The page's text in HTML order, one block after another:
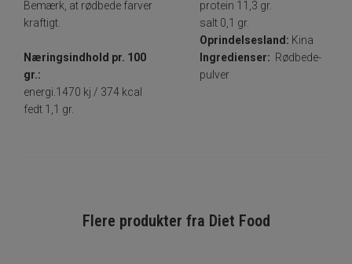
Bemærk, at rødbede farver
kraftigt.
Næringsindhold pr. 100
gr.:
energi.1470 kj / 374 kcal
fedt 1,1 gr.
protein 11,3 gr.
salt 0,1 gr.
Oprindelsesland: Kina
Ingredienser: Rødbede-
pulver
Flere produkter fra Diet Food